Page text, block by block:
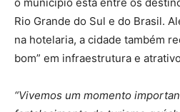
Rio Grande do Sul e do Brasil.
na hotelaria, a cidade também
bom” em infraestrutura e
“Vivemos um momento